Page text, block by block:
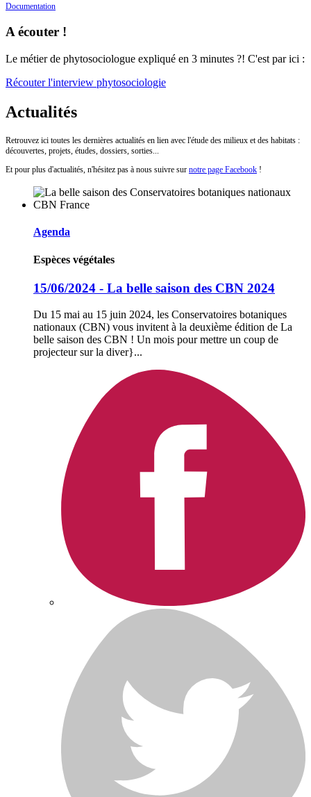
Documentation
A écouter !
Le métier de phytosociologue expliqué en 3 minutes ?! C'est par ici :
Récouter l'interview phytosociologie
Actualités
Retrouvez ici toutes les dernières actualités en lien avec l'étude des milieux et des habitats :
découvertes, projets, études, dossiers, sorties...
Et pour plus d'actualités, n'hésitez pas à nous suivre sur notre page Facebook !
Agenda
Espèces végétales
15/06/2024 - La belle saison des CBN 2024
Du 15 mai au 15 juin 2024, les Conservatoires botaniques
nationaux (CBN) vous invitent à la deuxième édition de La
belle saison des CBN ! Un mois pour mettre un coup de
projecteur sur la diver}...